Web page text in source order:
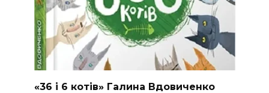
«36 і 6 котів» Галина Вдовиченко